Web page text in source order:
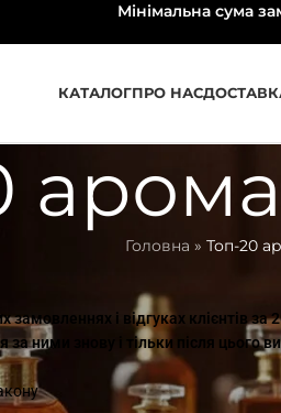
Мінімальна сума
КАТАЛОГПРО НАС
Головна » Топ-20
і відгуках клієнтів за
за ними знову і тільки після цього